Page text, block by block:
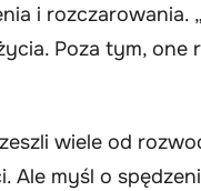
i rozczarowania.
Poza tym, one
wiele od
Ale myśl o